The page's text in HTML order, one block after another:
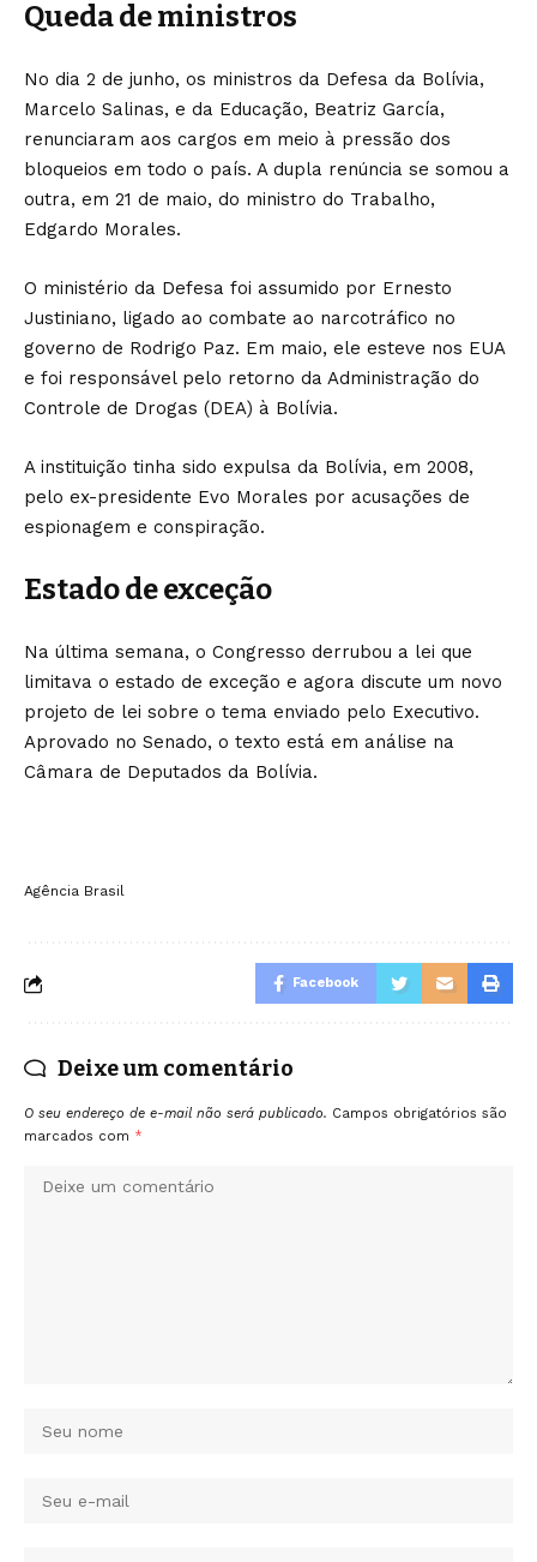
Queda de ministros
No dia 2 de junho, os ministros da Defesa da Bolívia,
Marcelo Salinas, e da Educação, Beatriz García,
renunciaram aos cargos em meio à pressão dos
bloqueios em todo o país. A dupla renúncia se somou a
outra, em 21 de maio, do ministro do Trabalho,
Edgardo Morales.
O ministério da Defesa foi assumido por Ernesto
Justiniano, ligado ao combate ao narcotráfico no
governo de Rodrigo Paz. Em maio, ele esteve nos EUA
e foi responsável pelo retorno da Administração do
Controle de Drogas (DEA) à Bolívia.
A instituição tinha sido expulsa da Bolívia, em 2008,
pelo ex-presidente Evo Morales por acusações de
espionagem e conspiração.
Estado de exceção
Na última semana, o Congresso derrubou a lei que
limitava o estado de exceção e agora discute um novo
projeto de lei sobre o tema enviado pelo Executivo.
Aprovado no Senado, o texto está em análise na
Câmara de Deputados da Bolívia.
Agência Brasil
Facebook
Deixe um comentário
O seu endereço de e-mail não será publicado. Campos obrigatórios são
marcados com *